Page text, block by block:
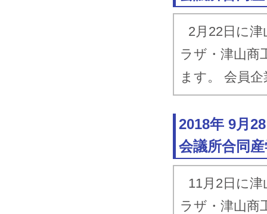
2月22日に
ラザ・津山商
ます。 会員
2018年 9月
会議所合同
11月2日に
ラザ・津山商